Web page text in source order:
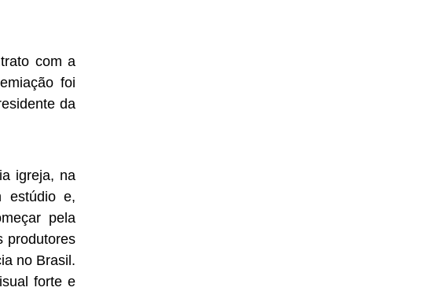
com a
foi
da
igreja, na
estúdio e,
pela
produtores
no Brasil.
forte e